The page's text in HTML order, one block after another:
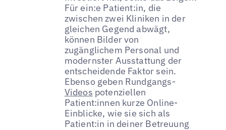
Für ein:e Patient:in, die
zwischen zwei Kliniken in der
gleichen Gegend abwägt,
können Bilder von
zugänglichem Personal und
modernster Ausstattung der
entscheidende Faktor sein.
Ebenso geben Rundgangs-
Videos potenziellen
Patient:innen kurze Online-
Einblicke, wie sie sich als
Patient:in in deiner Betreuung